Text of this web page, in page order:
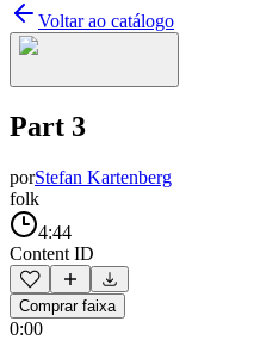
Voltar ao catálogo
Part 3
porStefan Kartenberg
folk
4:44
Content ID
Comprar faixa
0:00